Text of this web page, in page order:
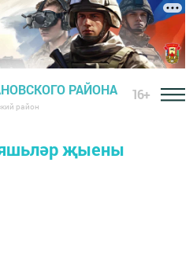
РАЙОНА
район
16+
яшьләр җыены